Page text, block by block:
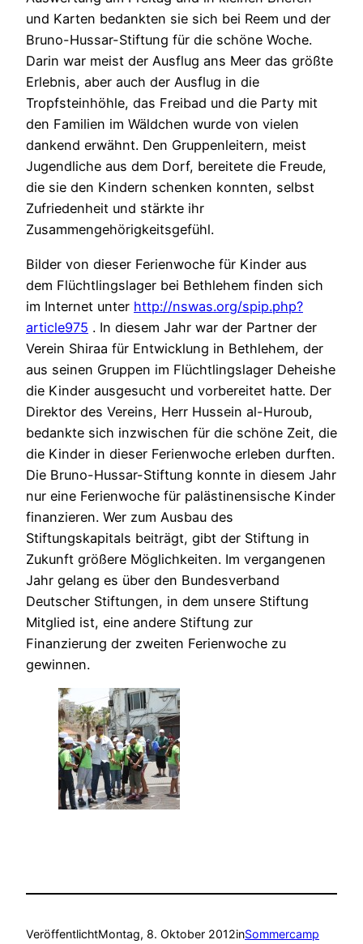
und Karten bedankten sie sich bei Reem und der
Bruno-Hussar-Stiftung für die schöne Woche.
Darin war meist der Ausflug ans Meer das größte
Erlebnis, aber auch der Ausflug in die
Tropfsteinhöhle, das Freibad und die Party mit
den Familien im Wäldchen wurde von vielen
dankend erwähnt. Den Gruppenleitern, meist
Jugendliche aus dem Dorf, bereitete die Freude,
die sie den Kindern schenken konnten, selbst
Zufriedenheit und stärkte ihr
Zusammengehörigkeitsgefühl.
Bilder von dieser Ferienwoche für Kinder aus
dem Flüchtlingslager bei Bethlehem finden sich
im Internet unter http://nswas.org/spip.php?
article975 . In diesem Jahr war der Partner der
Verein Shiraa für Entwicklung in Bethlehem, der
aus seinen Gruppen im Flüchtlingslager Deheishe
die Kinder ausgesucht und vorbereitet hatte. Der
Direktor des Vereins, Herr Hussein al-Huroub,
bedankte sich inzwischen für die schöne Zeit, die
die Kinder in dieser Ferienwoche erleben durften.
Die Bruno-Hussar-Stiftung konnte in diesem Jahr
nur eine Ferienwoche für palästinensische Kinder
finanzieren. Wer zum Ausbau des
Stiftungskapitals beiträgt, gibt der Stiftung in
Zukunft größere Möglichkeiten. Im vergangenen
Jahr gelang es über den Bundesverband
Deutscher Stiftungen, in dem unsere Stiftung
Mitglied ist, eine andere Stiftung zur
Finanzierung der zweiten Ferienwoche zu
gewinnen.
VeröffentlichtMontag, 8. Oktober 2012inSommercamp